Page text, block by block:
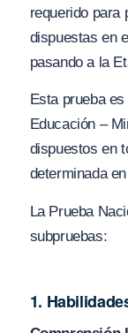
requerido para
dispuestas en
pasando a la
Esta prueba
Educación –
dispuestos en
determinada
La Prueba
subpruebas:
1.